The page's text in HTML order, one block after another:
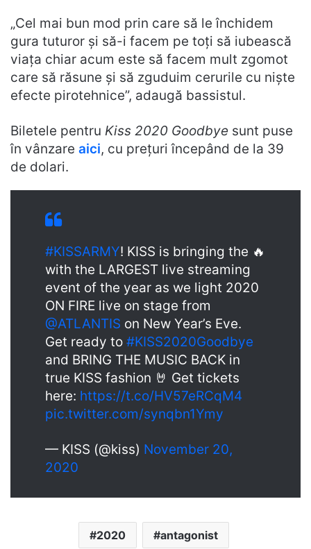
„Cel mai bun mod prin care să le închidem
gura tuturor și să-i facem pe toți să iubească
viața chiar acum este să facem mult zgomot
care să răsune și să zguduim cerurile cu niște
efecte pirotehnice”, adaugă bassistul.
Biletele pentru Kiss 2020 Goodbye sunt puse
în vânzare aici, cu prețuri începând de la 39
de dolari.
#KISSARMY! KISS is bringing the 🔥
with the LARGEST live streaming
event of the year as we light 2020
ON FIRE live on stage from
@ATLANTIS on New Year’s Eve.
Get ready to #KISS2020Goodbye
and BRING THE MUSIC BACK in
true KISS fashion 🤘 Get tickets
here: https://t.co/HV57eRCqM4
pic.twitter.com/synqbn1Ymy
— KISS (@kiss) November 20,
2020
2020 antagonist